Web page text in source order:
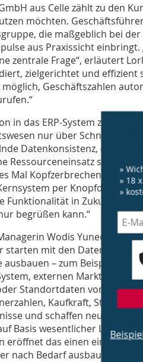
aus Celle zählt zu den
möchten.
die maßgeblich bei
aus Praxissicht einbringt.
zentrale Frage“, erläutert
zielgerichtet und effizient
Geschäftszahlen
in das ERP-System zudem
nur über
Datenkonsistenz,
Ressourceneinsatz sind
Mal Kopfzerbrechen
per Knopfdruck.
Funktionalität in Zukunft noch
begrüßen kann.“
Wodis Yuneo bei
starten mit den Daten im
– zum Beispiel mit
externen Markt- und
Standortdaten von
Kaufkraft,
und schaffen neue
Basis wesentlicher
eröffnet das einen einfachen
nach Bedarf ausbauen und
»
» 18
»